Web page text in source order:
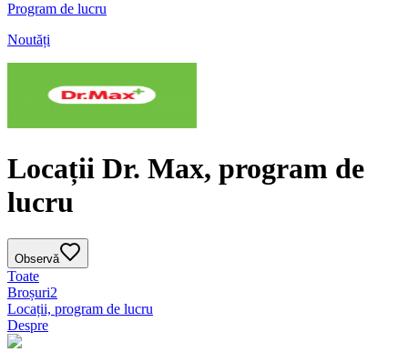
Program de lucru
Noutăți
Locații Dr. Max, program de
lucru
Observă
Toate
Broșuri2
Locații, program de lucru
Despre